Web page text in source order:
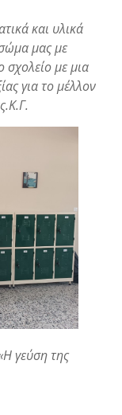
και υλικά
μας με
με μια
για το μέλλον
Κ.Γ.
Η γεύση της